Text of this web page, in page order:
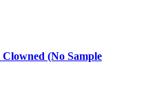
(No Sample